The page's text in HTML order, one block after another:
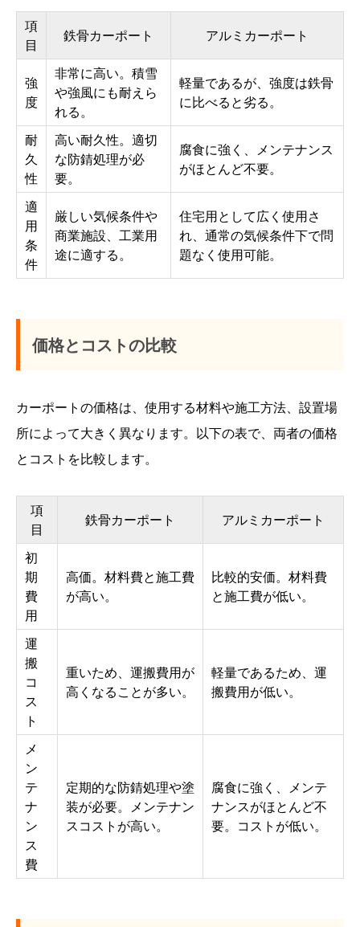
項
目
鉄骨カーポート アルミカーポート
強
度
非常に高い。積雪
や強風にも耐えら
れる。
軽量であるが、強度は鉄骨
に比べると劣る。
耐
久
性
高い耐久性。適切
な防錆処理が必
要。
腐食に強く、メンテナンス
がほとんど不要。
適
用
条
件
厳しい気候条件や
商業施設、工業用
途に適する。
住宅用として広く使用さ
れ、通常の気候条件下で問
題なく使用可能。
価格とコストの比較
カーポートの価格は、使用する材料や施工方法、設置場
所によって大きく異なります。以下の表で、両者の価格
とコストを比較します。
項
目
鉄骨カーポート アルミカーポート
初
期
費
用
高価。材料費と施工費
が高い。
比較的安価。材料費
と施工費が低い。
運
搬
コ
ス
ト
重いため、運搬費用が
高くなることが多い。
軽量であるため、運
搬費用が低い。
メ
ン
テ
ナ
ン
ス
費
定期的な防錆処理や塗
装が必要。メンテナン
スコストが高い。
腐食に強く、メンテ
ナンスがほとんど不
要。コストが低い。